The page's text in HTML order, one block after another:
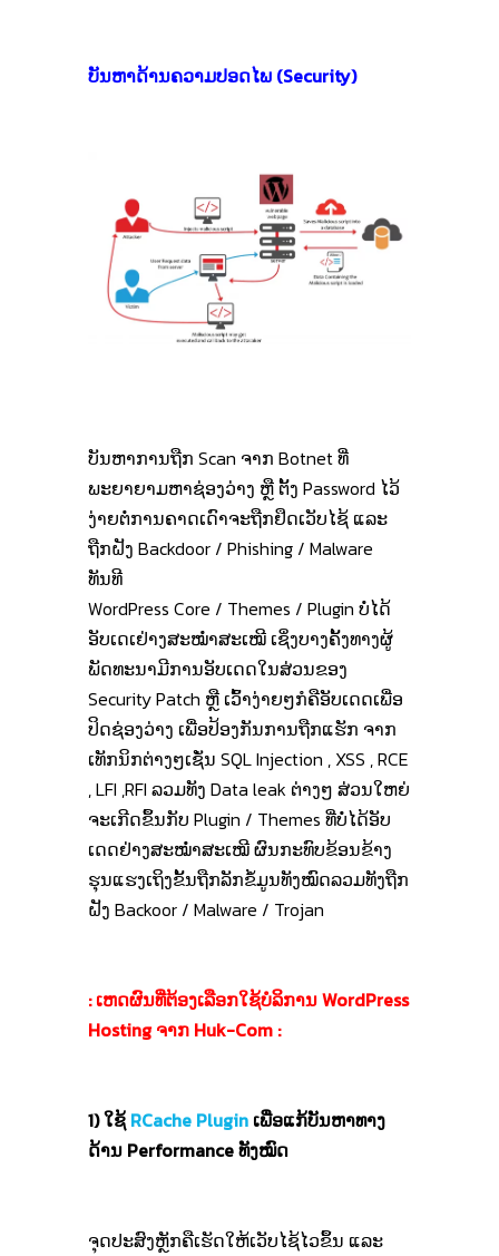
ບັນຫາດ້ານຄວາມປອດໄພ (Security)
ບັນຫາການຖືກ Scan ຈາກ Botnet ທີ່
ພະຍາຍາມຫາຊ່ອງວ່າງ ຫຼື ຕັ້ງ Password ໄວ້
ງ່າຍຕໍ່ການຄາດເດົາຈະຖືກຢຶດເວັບໄຊ້ ແລະ
ຖືກຝັງ Backdoor / Phishing / Malware
ທັນທີ
WordPress Core / Themes / Plugin ບໍ່ໄດ້
ອັບເດເຢ່າງສະໝໍ່າສະເໝີ ເຊິ່ງບາງຄັ້ງທາງຜູ້
ພັດທະນາມີການອັບເດດໃນສ່ວນຂອງ
Security Patch ຫຼື ເວົ້າງ່າຍໆກໍຄືອັບເດດເພື່ອ
ປິດຊ່ອງວ່າງ ເພື່ອປ້ອງກັນການຖືກແຮັກ ຈາກ
ເທັກນິກຕ່າງໆເຊັ່ນ SQL Injection , XSS , RCE
, LFI ,RFI ລວມທັງ Data leak ຕ່າງໆ ສ່ວນໃຫຍ່
ຈະເກີດຂຶ້ນກັບ Plugin / Themes ທີ່ບໍ່ໄດ້ອັບ
ເດດຢ່າງສະໝໍ່າສະເໝີ ຜົນກະທົບຂ້ອນຂ້າງ
ຮຸນແຮງເຖິງຂັ້ນຖືກລັກຂໍ້ມູນທັງໝົດລວມທັງຖືກ
ຝັງ Backoor / Malware / Trojan
: ເຫດຜົນທີ່ຕ້ອງເລືອກໃຊ້ບໍລິການ WordPress
Hosting ຈາກ Huk-Com :
1) ໃຊ້ RCache Plugin ເພື່ອແກ້ບັນຫາທາງ
ດ້ານ Performance ທັງໝົດ
ຈຸດປະສົງຫຼັກຄືເຮັດໃຫ້ເວັບໄຊ້ໄວຂຶ້ນ ແລະ